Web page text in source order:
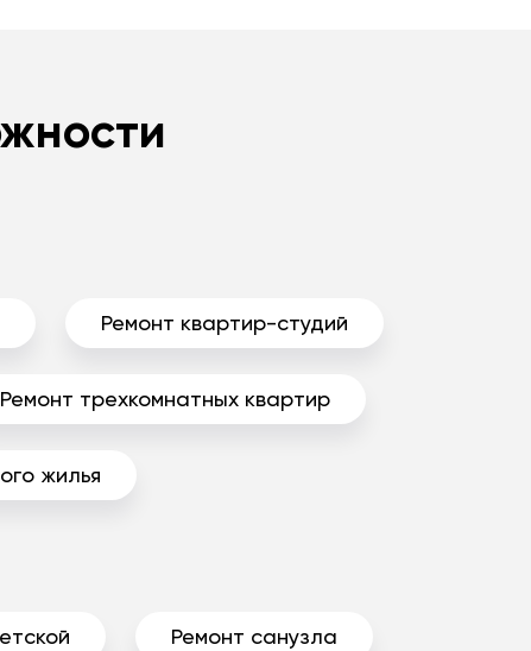
Ремонт квартир-студий
Ремонт трехкомнатных квартир
жилья
Ремонт санузла